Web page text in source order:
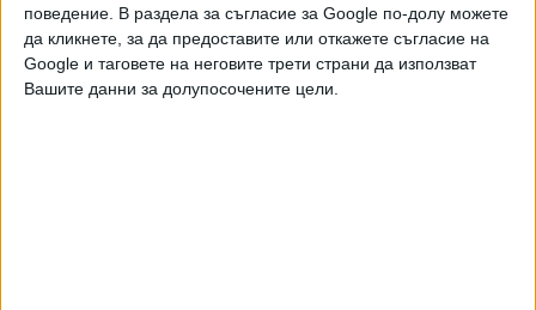
поведение. В раздела за съгласие за Google по-долу можете
да кликнете, за да предоставите или откажете съгласие на
Google и таговете на неговите трети страни да използват
Вашите данни за долупосочените цели.
с приятел, на вечеря изяж врага си, а от брънча изкарай
колкото може повече бонуси.
Петролен дъх и люта пикантерия